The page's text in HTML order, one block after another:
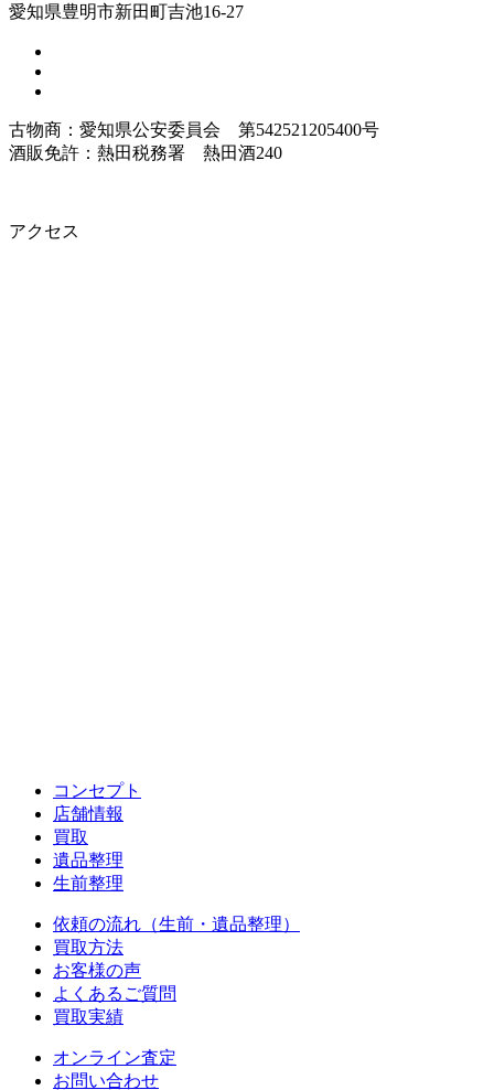
愛知県豊明市新田町吉池16-27
古物商：愛知県公安委員会 第542521205400号
酒販免許：熱田税務署 熱田酒240
アクセス
コンセプト
店舗情報
買取
遺品整理
生前整理
依頼の流れ（生前・遺品整理）
買取方法
お客様の声
よくあるご質問
買取実績
オンライン査定
お問い合わせ